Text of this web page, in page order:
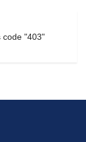
code "403"